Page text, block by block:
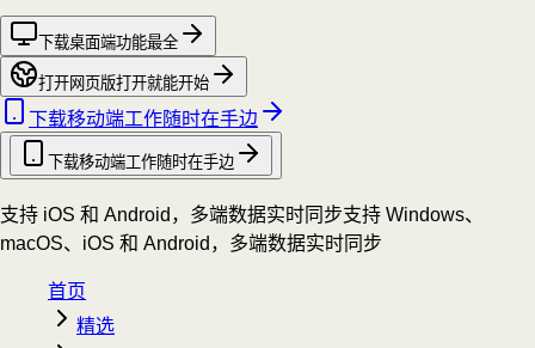
下载桌面端功能最全
打开网页版打开就能开始
下载移动端工作随时在手边
下载移动端工作随时在手边
支持 iOS 和 Android，多端数据实时同步支持 Windows、
macOS、iOS 和 Android，多端数据实时同步
首页
精选